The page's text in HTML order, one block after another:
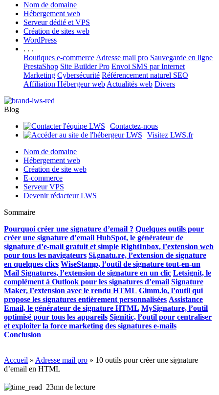
Nom de domaine
Hébergement web
Serveur dédié et VPS
Création de sites web
WordPress
. . .
Boutiques e-commerce Adresse mail pro Sauvegarde en ligne
PrestaShop Site Builder Pro Envoi SMS par Internet
Marketing Cybersécurité Référencement naturel SEO
Affiliation Hébergeur web Actualités web Divers
Blog
Contactez-nous
Visitez LWS.fr
Nom de domaine
Hébergement web
Création de site web
E-commerce
Serveur VPS
Devenir rédacteur LWS
Sommaire
Pourquoi créer une signature d’email ? Quelques outils pour
créer une signature d’email HubSpot, le générateur de
signature d’e-mail gratuit et simple RightInbox, l’extension web
pour tous les navigateurs Si.gnatu.re, l’extension de signature
en quelques clics WiseStamp, l’outil de signature tout-en-un
Mail Signatures, l’extension de signature en un clic Letsignit, le
complément à Outlook pour les signatures d’email Signature
Maker, l’extension avec le rendu HTML Gimm.io, l’outil qui
propose les signatures entièrement personnalisées Assistance
Email, le générateur de signature HTML MySignature, l’outil
optimisé pour tous les appareils Signitic, l’outil pour centraliser
et exploiter la force marketing des signatures e-mails
Conclusion
Accueil » Adresse mail pro » 10 outils pour créer une signature
d’email en HTML
23mn de lecture